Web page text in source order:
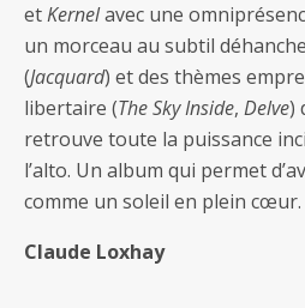
etKernelavec une
un morceau au subtil
(Jacquard) et des thèmes
libertaire (The Sky Inside, Delve)
retrouve toute la puissance
l’alto. Un album qui permet
comme un soleil en plein cœur.
Claude Loxhay